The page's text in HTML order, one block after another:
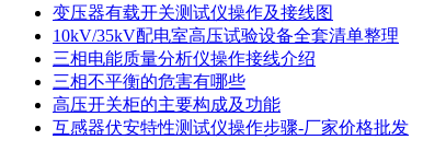
变压器有载开关测试仪操作及接线图
​10kV/35kV配电室高压试验设备全套清单整理
三相电能质量分析仪操作接线介绍
三相不平衡的危害有哪些
高压开关柜的主要构成及功能
互感器伏安特性测试仪操作步骤-厂家价格批发